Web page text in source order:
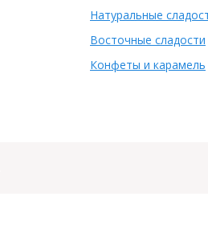
Натуральные
Восточные сладости
Конфеты и карамель